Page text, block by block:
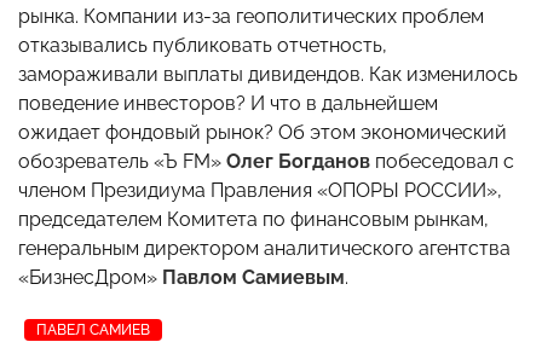
рынка. Компании из-за геополитических проблем
отказывались публиковать отчетность,
замораживали выплаты дивидендов. Как изменилось
поведение инвесторов? И что в дальнейшем
ожидает фондовый рынок? Об этом экономический
обозреватель «Ъ FM» Олег Богданов побеседовал с
членом Президиума Правления «ОПОРЫ РОССИИ»,
председателем Комитета по финансовым рынкам,
генеральным директором аналитического агентства
«БизнесДром» Павлом Самиевым.
ПАВЕЛ САМИЕВ